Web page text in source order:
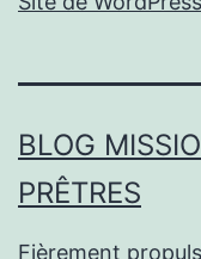
BLOG
PRÊTRES
Fièrement